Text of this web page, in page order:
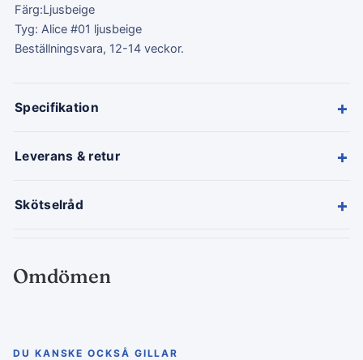
Färg:Ljusbeige
Tyg: Alice #01 ljusbeige
Beställningsvara, 12-14 veckor.
Specifikation +
Leverans & retur +
Skötselråd +
Omdömen
DU KANSKE OCKSÅ GILLAR